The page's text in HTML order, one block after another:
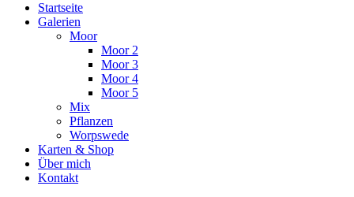
Startseite
Galerien
Moor
Moor 2
Moor 3
Moor 4
Moor 5
Mix
Pflanzen
Worpswede
Karten & Shop
Über mich
Kontakt